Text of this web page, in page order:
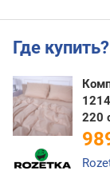
Где купить?
220